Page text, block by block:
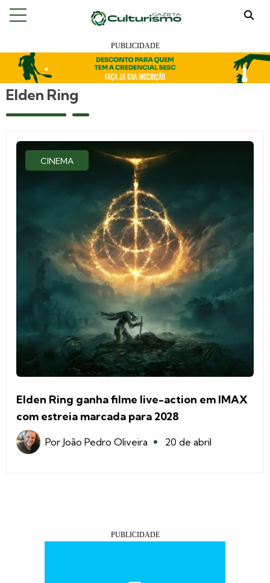
Elden Ring
CINEMA
Elden Ring ganha filme live-action em IMAX
com estreia marcada para 2028
Por João Pedro Oliveira 20 de abril